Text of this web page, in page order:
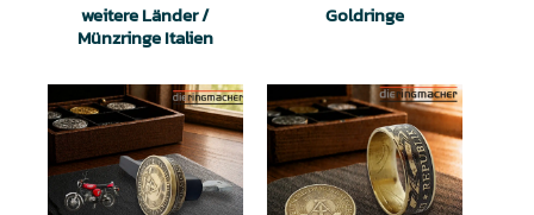
weitere Länder /
Münzringe Italien
Goldringe